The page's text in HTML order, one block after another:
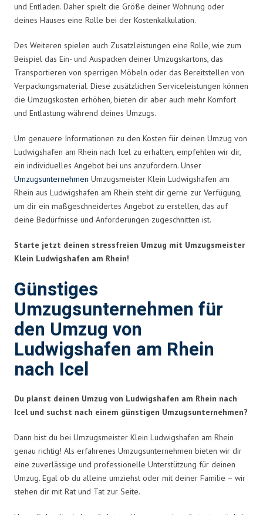
und Entladen. Daher spielt die Größe deiner Wohnung oder
deines Hauses eine Rolle bei der Kostenkalkulation.
Des Weiteren spielen auch Zusatzleistungen eine Rolle, wie zum
Beispiel das Ein- und Auspacken deiner Umzugskartons, das
Transportieren von sperrigen Möbeln oder das Bereitstellen von
Verpackungsmaterial. Diese zusätzlichen Serviceleistungen können
die Umzugskosten erhöhen, bieten dir aber auch mehr Komfort
und Entlastung während deines Umzugs.
Um genauere Informationen zu den Kosten für deinen Umzug von
Ludwigshafen am Rhein nach Icel zu erhalten, empfehlen wir dir,
ein individuelles Angebot bei uns anzufordern. Unser
Umzugsunternehmen Umzugsmeister Klein Ludwigshafen am
Rhein aus Ludwigshafen am Rhein steht dir gerne zur Verfügung,
um dir ein maßgeschneidertes Angebot zu erstellen, das auf
deine Bedürfnisse und Anforderungen zugeschnitten ist.
Starte jetzt deinen stressfreien Umzug mit Umzugsmeister
Klein Ludwigshafen am Rhein!
Günstiges
Umzugsunternehmen für
den Umzug von
Ludwigshafen am Rhein
nach Icel
Du planst deinen Umzug von Ludwigshafen am Rhein nach
Icel und suchst nach einem günstigen Umzugsunternehmen?
Dann bist du bei Umzugsmeister Klein Ludwigshafen am Rhein
genau richtig! Als erfahrenes Umzugsunternehmen bieten wir dir
eine zuverlässige und professionelle Unterstützung für deinen
Umzug. Egal ob du alleine umziehst oder mit deiner Familie – wir
stehen dir mit Rat und Tat zur Seite.